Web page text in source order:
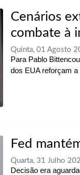
Cenários
combate à
Quinta, 01 Agosto
Para Pablo
dos EUA reforçam
Fed
Quarta, 31 Julho
Decisão era